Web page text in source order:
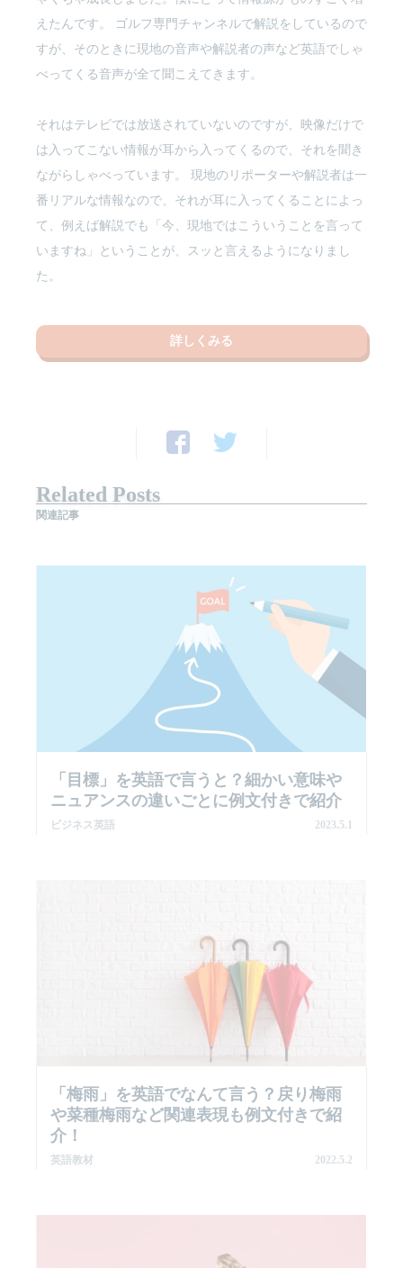
えたんです。 ゴルフ専門チャンネルで解説をしているので
すが、そのときに現地の音声や解説者の声など英語でしゃ
べってくる音声が全て聞こえてきます。
それはテレビでは放送されていないのですが、映像だけで
は入ってこない情報が耳から入ってくるので、それを聞き
ながらしゃべっています。 現地のリポーターや解説者は一
番リアルな情報なので、それが耳に入ってくることによっ
て、例えば解説でも「今、現地ではこういうことを言って
いますね」ということが、スッと言えるようになりまし
た。
詳しくみる
Related Posts
関連記事
「目標」を英語で言うと？細かい意味や
ニュアンスの違いごとに例文付きで紹介
ビジネス英語 2023.5.1
「梅雨」を英語でなんて言う？戻り梅雨
や菜種梅雨など関連表現も例文付きで紹
介！
英語教材 2022.5.2